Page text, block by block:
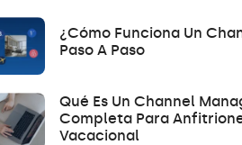
¿Cómo Funciona Un
Paso A Paso
Qué Es Un Channel
Completa Para
Vacacional